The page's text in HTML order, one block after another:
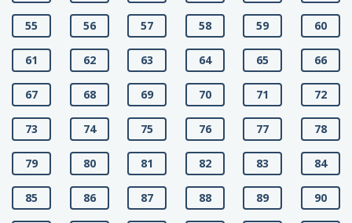
55 56 57 58 59 60
61 62 63 64 65 66
67 68 69 70 71 72
73 74 75 76 77 78
79 80 81 82 83 84
85 86 87 88 89 90